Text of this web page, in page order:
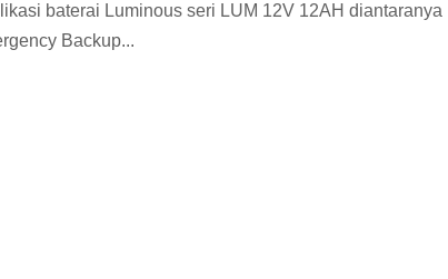
baterai Luminous seri LUM 12V 12AH diantaranya
Backup...